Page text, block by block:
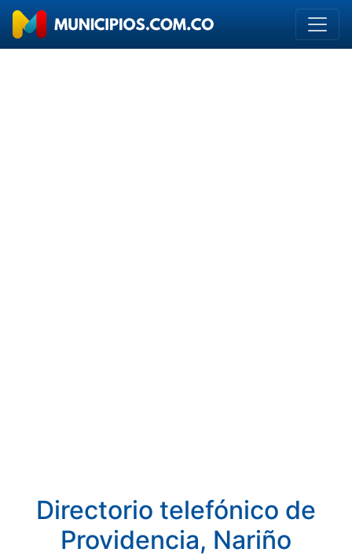
Directorio telefónico de
Providencia, Nariño